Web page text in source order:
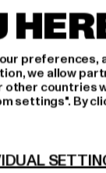
welchen
preferences,
we allow
countries
settings". By